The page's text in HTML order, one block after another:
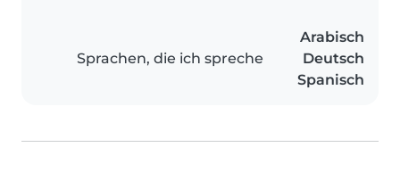
Sprachen, die ich spreche
Arabisch
Deutsch
Spanisch